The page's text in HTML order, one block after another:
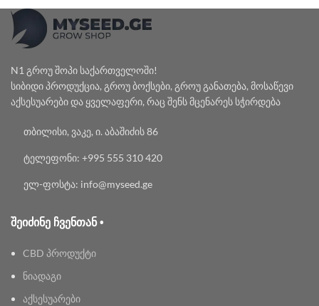
N1 გროუ შოპი საქართველოში!
სიბიდი პროდუქცია, გროუ ბოქსები, გროუ განათება, მოსაწევი
აქსესუარები და ყველაფერი, რაც შენს მცენარეს სჭირდება
თბილისი, ვაკე, ი. აბაშიძის 86
ტელეფონი: +995 555 310 420
ელ-ფოსტა: info@myseed.ge
ᲨᲔᲘᲫᲘᲜᲔ ᲩᲕᲔᲜᲗᲐᲜ •
CBD პროდუქტი
ნიადაგი
აქსესუარები